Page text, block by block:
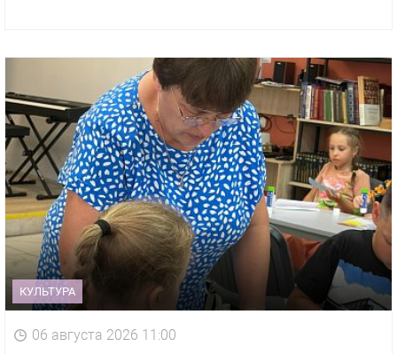
КУЛЬТУРА
06 августа 2026 11:00